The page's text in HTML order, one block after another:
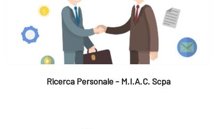
Ricerca Personale - M.I.A.C. Scpa